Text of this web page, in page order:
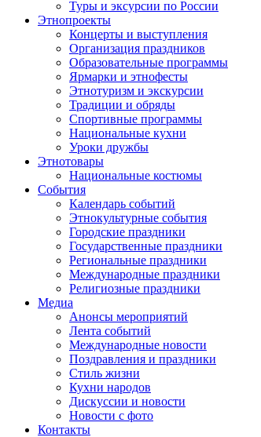
Туры и эксурсии по России
Этнопроекты
Концерты и выступления
Организация праздников
Образовательные программы
Ярмарки и этнофесты
Этнотуризм и экскурсии
Традиции и обряды
Спортивные программы
Национальные кухни
Уроки дружбы
Этнотовары
Национальные костюмы
События
Календарь событий
Этнокультурные события
Городские праздники
Государственные праздники
Региональные праздники
Международные праздники
Религиозные праздники
Медиа
Анонсы мероприятий
Лента событий
Международные новости
Поздравления и праздники
Cтиль жизни
Кухни народов
Дискуссии и новости
Новости с фото
Контакты